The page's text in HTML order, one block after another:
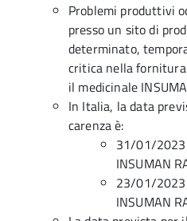
Problemi produttivi
presso un sito di
determinato,
critica nella
il medicinale
In Italia, la data
carenza è:
31/01/2023
INSUMAN
23/01/2023
INSUMAN